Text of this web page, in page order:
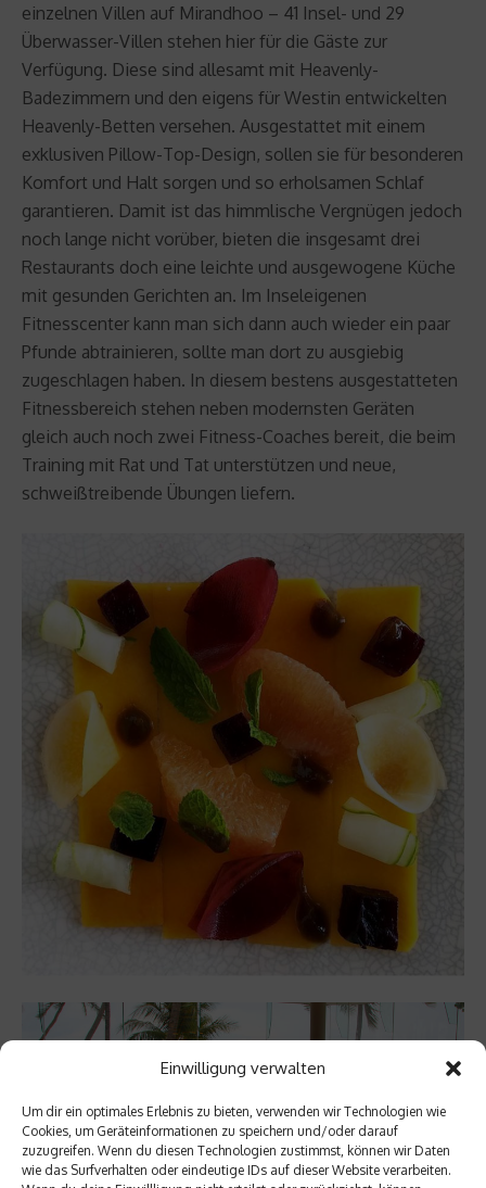
Einwilligung verwalten
Um dir ein optimales Erlebnis zu bieten, verwenden wir Technologien wie
Cookies, um Geräteinformationen zu speichern und/oder darauf
zuzugreifen. Wenn du diesen Technologien zustimmst, können wir Daten
wie das Surfverhalten oder eindeutige IDs auf dieser Website verarbeiten.
einzelnen Villen auf Mirandhoo – 41 Insel- und 29
Überwasser-Villen stehen hier für die Gäste zur
Verfügung. Diese sind allesamt mit Heavenly-
Badezimmern und den eigens für Westin entwickelten
Heavenly-Betten versehen. Ausgestattet mit einem
exklusiven Pillow-Top-Design, sollen sie für besonderen
Komfort und Halt sorgen und so erholsamen Schlaf
garantieren. Damit ist das himmlische Vergnügen jedoch
noch lange nicht vorüber, bieten die insgesamt drei
Restaurants doch eine leichte und ausgewogene Küche
mit gesunden Gerichten an. Im Inseleigenen
Fitnesscenter kann man sich dann auch wieder ein paar
Pfunde abtrainieren, sollte man dort zu ausgiebig
zugeschlagen haben. In diesem bestens ausgestatteten
Fitnessbereich stehen neben modernsten Geräten
gleich auch noch zwei Fitness-Coaches bereit, die beim
Training mit Rat und Tat unterstützen und neue,
schweißtreibende Übungen liefern.